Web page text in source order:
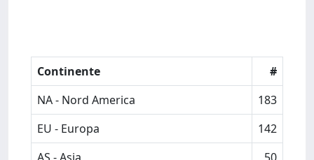
Continente
#
NA - Nord America
183
EU - Europa
142